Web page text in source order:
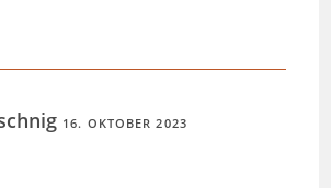
16. OKTOBER 2023